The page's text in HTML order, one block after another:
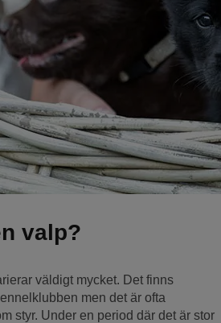
valp?
väldigt mycket. Det finns
men det är ofta
styr. Under en period där det är stor